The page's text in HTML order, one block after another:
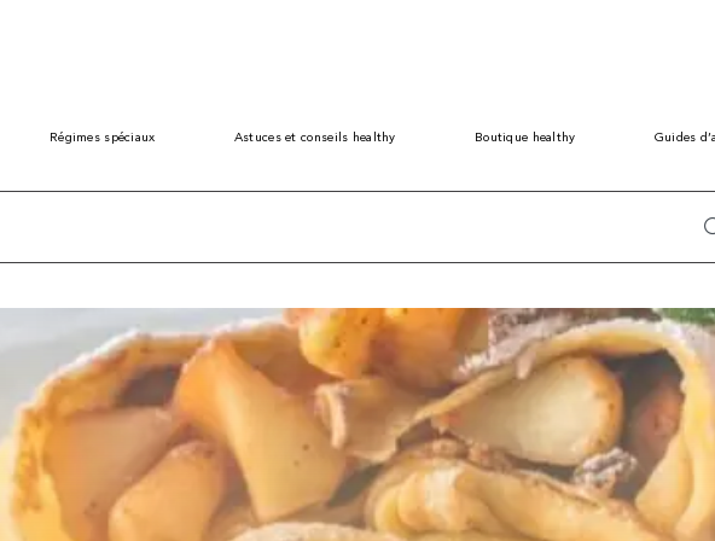
Régimes spéciaux Astuces et conseils healthy Boutique healthy Guides